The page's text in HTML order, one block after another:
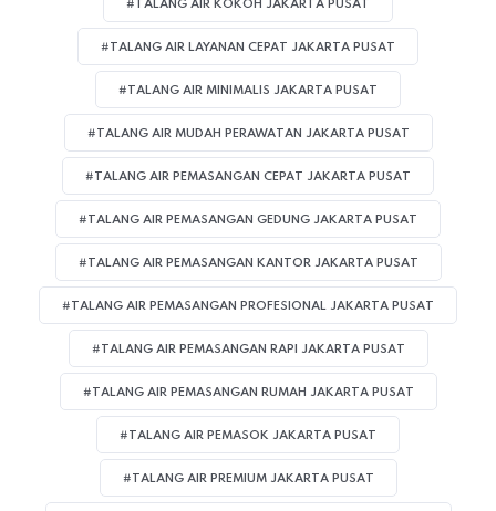
#TALANG AIR KOKOH JAKARTA PUSAT
#TALANG AIR LAYANAN CEPAT JAKARTA PUSAT
#TALANG AIR MINIMALIS JAKARTA PUSAT
#TALANG AIR MUDAH PERAWATAN JAKARTA PUSAT
#TALANG AIR PEMASANGAN CEPAT JAKARTA PUSAT
#TALANG AIR PEMASANGAN GEDUNG JAKARTA PUSAT
#TALANG AIR PEMASANGAN KANTOR JAKARTA PUSAT
#TALANG AIR PEMASANGAN PROFESIONAL JAKARTA PUSAT
#TALANG AIR PEMASANGAN RAPI JAKARTA PUSAT
#TALANG AIR PEMASANGAN RUMAH JAKARTA PUSAT
#TALANG AIR PEMASOK JAKARTA PUSAT
#TALANG AIR PREMIUM JAKARTA PUSAT